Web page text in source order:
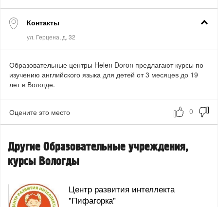
Контакты
Образовательные центры Helen Doron предлагают курсы по
изучению английского языка для детей от 3 месяцев до 19
лет в Вологде.
Оцените это место
Другие Образовательные учреждения,
курсы Вологды
Центр развития интеллекта
"Пифагорка"